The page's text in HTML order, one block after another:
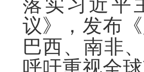
落实习近平
议》，发布
巴西、南非
呼吁重视全